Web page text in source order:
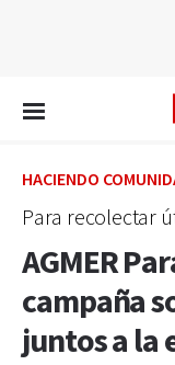
HACIENDO
Para recolectar
AGMER
campaña
juntos a la